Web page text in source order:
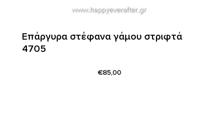
Επάργυρα στέφανα γάμου στριφτά
4705
€85,00